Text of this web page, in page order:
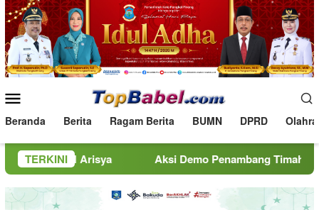
Loncat
ke
konten
Mobile
Beranda Berita Ragam Berita BUMN DPRD
TERKINI
Arisya Aksi Demo Penambang Timah di Belitung